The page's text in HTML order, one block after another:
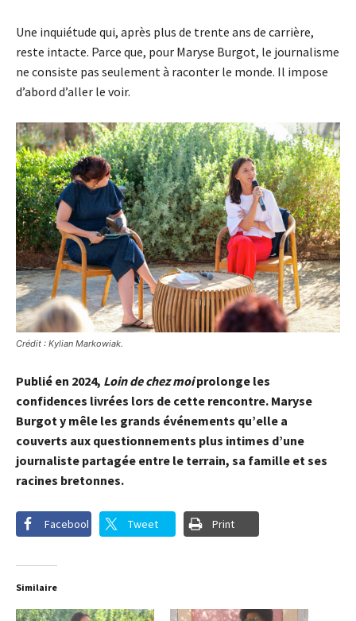
Une inquiétude qui, après plus de trente ans de carrière,
reste intacte. Parce que, pour Maryse Burgot, le journalisme
ne consiste pas seulement à raconter le monde. Il impose
d’abord d’aller le voir.
Crédit : Kylian Markowiak.
Publié en 2024, Loin de chez moiprolonge les
confidences livrées lors de cette rencontre. Maryse
Burgot y mêle les grands événements qu’elle a
couverts aux questionnements plus intimes d’une
journaliste partagée entre le terrain, sa famille et ses
racines bretonnes.
Facebook Tweet Print
Similaire